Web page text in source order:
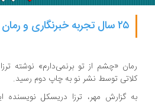
۲۵ سال تجربه خبرنگاری و رمان جنایی
رمان «چشم از تو برنمی‌دارم» نوشته
کلاتی توسط نشر نو به چاپ دوم رسید.